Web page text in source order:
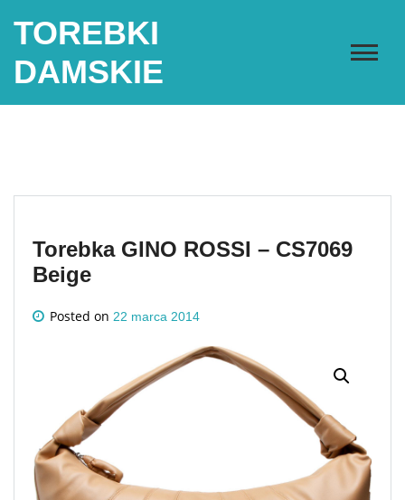
TOREBKI
DAMSKIE
Torebka GINO ROSSI – CS7069
Beige
Posted on 22 marca 2014